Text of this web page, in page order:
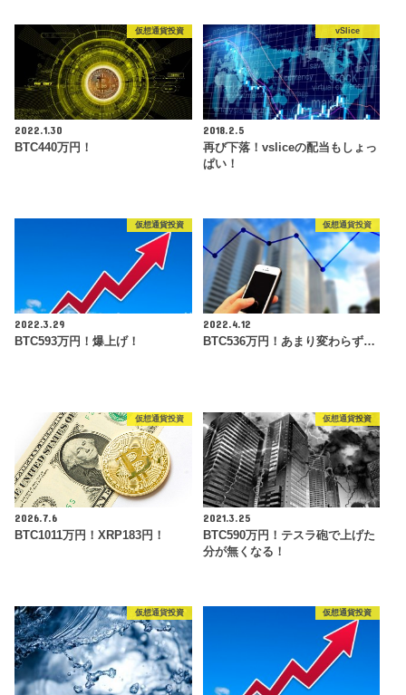
仮想通貨投資
2022.1.30
BTC440万円！
vSlice
2018.2.5
再び下落！vsliceの配当もしょっ
ぱい！
仮想通貨投資
2022.3.29
BTC593万円！爆上げ！
仮想通貨投資
2022.4.12
BTC536万円！あまり変わらず…
仮想通貨投資
2026.7.6
BTC1011万円！XRP183円！
仮想通貨投資
2021.3.25
BTC590万円！テスラ砲で上げた
分が無くなる！
仮想通貨投資 仮想通貨投資